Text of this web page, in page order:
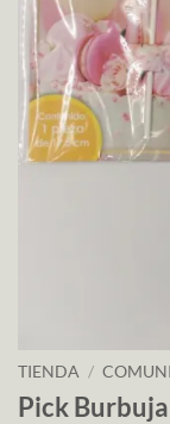
TIENDA /
Pick